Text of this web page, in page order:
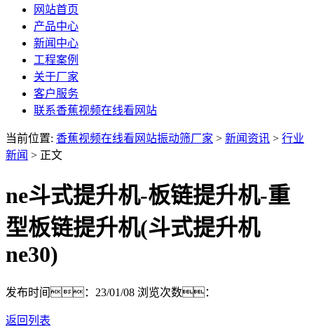
网站首页
产品中心
新闻中心
工程案例
关于厂家
客户服务
联系香蕉视频在线看网站
当前位置: 香蕉视频在线看网站振动筛厂家 > 新闻资讯 > 行业
新闻 > 正文
ne斗式提升机-板链提升机-重
型板链提升机(斗式提升机
ne30)
发布时间：23/01/08 浏览次数：
返回列表